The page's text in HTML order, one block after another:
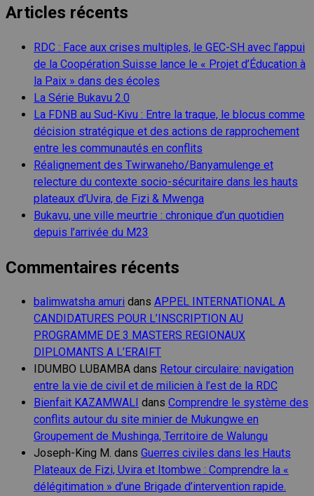
Articles récents
RDC : Face aux crises multiples, le GEC-SH avec l’appui
de la Coopération Suisse lance le « Projet d’Éducation à
la Paix » dans des écoles
La Série Bukavu 2.0
La FDNB au Sud-Kivu : Entre la traque, le blocus comme
décision stratégique et des actions de rapprochement
entre les communautés en conflits
Réalignement des Twirwaneho/Banyamulenge et
relecture du contexte socio-sécuritaire dans les hauts
plateaux d’Uvira, de Fizi & Mwenga
Bukavu, une ville meurtrie : chronique d’un quotidien
depuis l’arrivée du M23
Commentaires récents
balimwatsha amuri dans APPEL INTERNATIONAL A
CANDIDATURES POUR L’INSCRIPTION AU
PROGRAMME DE 3 MASTERS REGIONAUX
DIPLOMANTS A L’ERAIFT
IDUMBO LUBAMBA dans Retour circulaire: navigation
entre la vie de civil et de milicien à l’est de la RDC
Bienfait KAZAMWALI dans Comprendre le système des
conflits autour du site minier de Mukungwe en
Groupement de Mushinga, Territoire de Walungu
Joseph-King M. dans Guerres civiles dans les Hauts
Plateaux de Fizi, Uvira et Itombwe : Comprendre la «
délégitimation » d’une Brigade d’intervention rapide.